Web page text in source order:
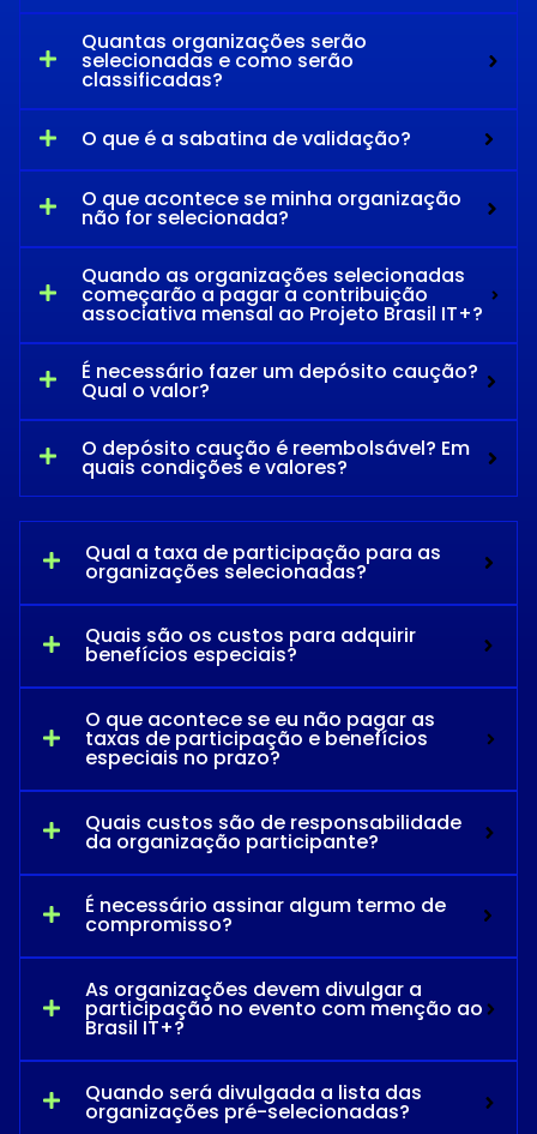
Quantas organizações serão
selecionadas e como serão
classificadas?
O que é a sabatina de validação?
O que acontece se minha organização
não for selecionada?
Quando as organizações selecionadas
começarão a pagar a contribuição
associativa mensal ao Projeto Brasil IT+?
É necessário fazer um depósito caução?
Qual o valor?
O depósito caução é reembolsável? Em
quais condições e valores?
Qual a taxa de participação para as
organizações selecionadas?
Quais são os custos para adquirir
benefícios especiais?
O que acontece se eu não pagar as
taxas de participação e benefícios
especiais no prazo?
Quais custos são de responsabilidade
da organização participante?
É necessário assinar algum termo de
compromisso?
As organizações devem divulgar a
participação no evento com menção ao
Brasil IT+?
Quando será divulgada a lista das
organizações pré-selecionadas?